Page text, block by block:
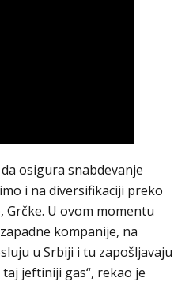
osigura snabdevanje
i na diversifikaciji preko
Grčke. U ovom momentu
kompanije, na
u Srbiji i tu zapošljavaju
jeftiniji gas“, rekao je